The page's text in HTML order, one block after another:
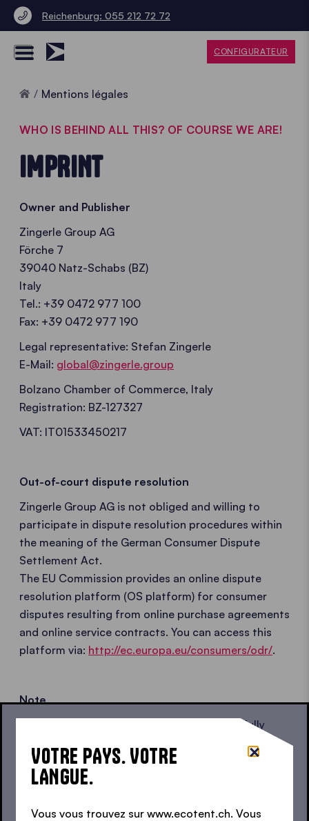
Reichenburg: 055 212 72 72
CONFIGURATEUR
Accueil
Mentions légales
WHO IS BEHIND ALL THIS? OF COURSE WE ARE!
IMPRINT
Owner and Publisher
Zingerle Group AG
Förche 7
39040 Natz-Schabs (BZ)
Italy
Tel.: +39 0472 977 100
Fax: +39 0472 977 190
Legal representative: Stefan Zingerle
E-Mail: global@zingerle.group
Bolzano Chamber of Commerce, Italy
Registration: BZ-127327
VAT: IT01533450217
Out-of-court dispute resolution
Zingerle Group AG is not obliged and willing to
participate in dispute resolution procedures within
the meaning of the German Consumer Dispute
Settlement Act.
The EU Commission provides an online dispute
resolution platform (OS platform) for consumer
disputes resulting from online purchase agreements
and online service contracts. You can access this
platform via: http://ec.europa.eu/consumers/odr/.
Note
All contents of this website have been carefully
checked. Nevertheless, no liability or guarantee can
be given for the completeness or correctness of
the contents. This also applies to all websites that
VOTRE PAYS. VOTRE
LANGUE.
Vous vous trouvez sur www.ecotent.ch. Vous